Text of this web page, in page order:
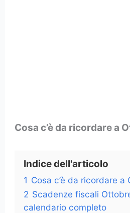
Cosa c’è da ricordare a
Indice dell'articolo
1 Cosa c’è da ricordare a
2 Scadenze fiscali
calendario completo